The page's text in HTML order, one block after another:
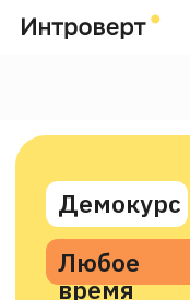
Начни свой
в мир
Любое
время